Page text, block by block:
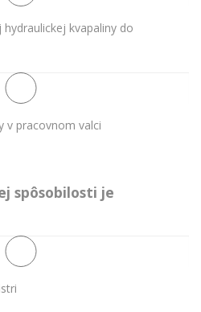
kvapaliny do
v pracovnom valci
spôsobilosti je